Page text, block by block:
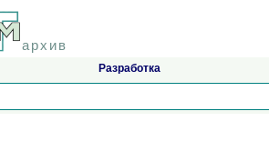
архив
Разработка